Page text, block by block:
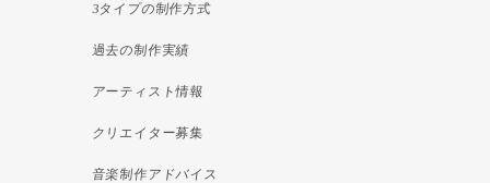
3タイプの制作方式
過去の制作実績
アーティスト情報
クリエイター募集
音楽制作アドバイス